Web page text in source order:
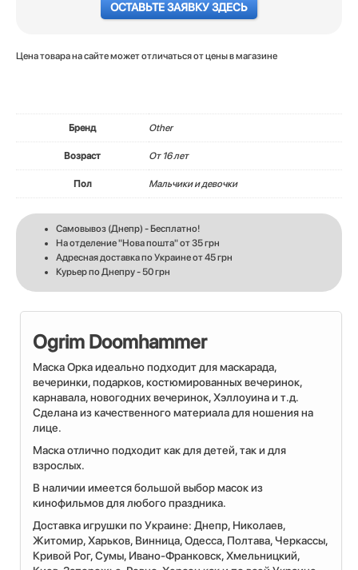
ОСТАВЬТЕ ЗАЯВКУ ЗДЕСЬ
Цена товара на сайте может отличаться от цены в магазине
Бренд Other
Возраст От 16 лет
Пол Мальчики и девочки
Самовывоз (Днепр) - Бесплатно!
На отделение "Нова пошта" от 35 грн
Адресная доставка по Украине от 45 грн
Курьер по Днепру - 50 грн
Ogrim Doomhammer
Маска Орка идеально подходит для маскарада,
вечеринки, подарков, костюмированных вечеринок,
карнавала, новогодних вечеринок, Хэллоуина и т.д.
Сделана из качественного материала для ношения на
лице.
Маска отлично подходит как для детей, так и для
взрослых.
В наличии имеется большой выбор масок из
кинофильмов для любого праздника.
Доставка игрушки по Украине: Днепр, Николаев,
Житомир, Харьков, Винница, Одесса, Полтава, Черкассы,
Кривой Рог, Сумы, Ивано-Франковск, Хмельницкий,